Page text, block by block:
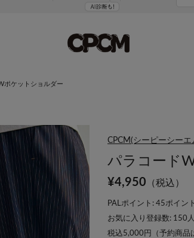
ポケットショルダー
CPCM(シーピーシーエ
パラコード
¥4,950 （税込）
PALポイント: 45ポイン
お気に入り登録数: 150 人
税込5,000円（予約商品